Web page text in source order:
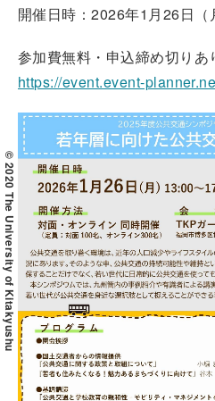
© 2020 The University of Kitakyushu
開催日時：2026年1月26日
参加費無料・申込締め切り
https://event.event-